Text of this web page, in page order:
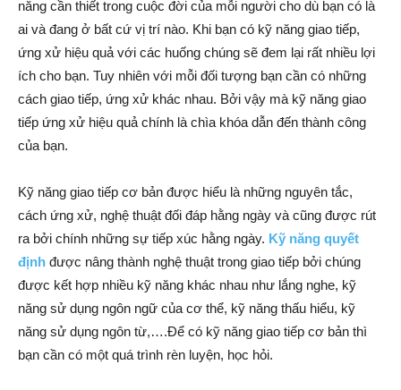
năng cần thiết trong cuộc đời của mỗi người cho dù bạn có là
ai và đang ở bất cứ vị trí nào. Khi bạn có kỹ năng giao tiếp,
ứng xử hiệu quả với các huống chúng sẽ đem lại rất nhiều lợi
ích cho bạn. Tuy nhiên với mỗi đối tượng bạn cần có những
cách giao tiếp, ứng xử khác nhau. Bởi vậy mà kỹ năng giao
tiếp ứng xử hiệu quả chính là chìa khóa dẫn đến thành công
của bạn.
Kỹ năng giao tiếp cơ bản được hiểu là những nguyên tắc,
cách ứng xử, nghệ thuật đối đáp hằng ngày và cũng được rút
ra bởi chính những sự tiếp xúc hằng ngày. Kỹ năng quyết
định được nâng thành nghệ thuật trong giao tiếp bởi chúng
được kết hợp nhiều kỹ năng khác nhau như lắng nghe, kỹ
năng sử dụng ngôn ngữ của cơ thể, kỹ năng thấu hiểu, kỹ
năng sử dụng ngôn từ,….Để có kỹ năng giao tiếp cơ bản thì
bạn cần có một quá trình rèn luyện, học hỏi.